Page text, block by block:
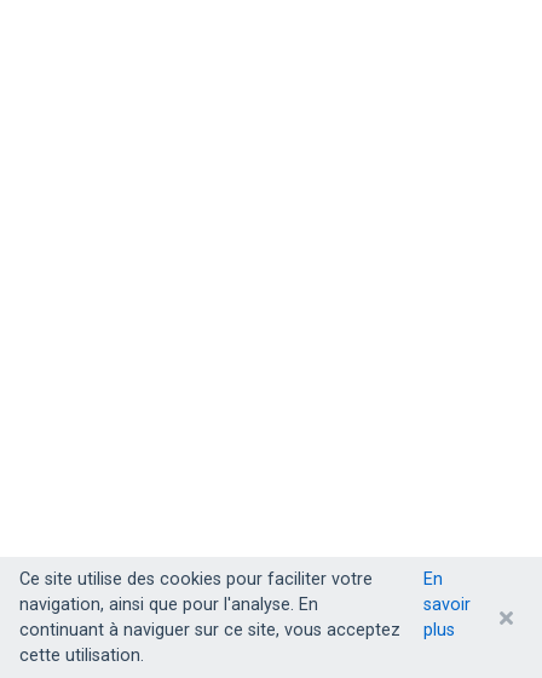
Ce site utilise des cookies pour faciliter votre
navigation, ainsi que pour l'analyse. En
continuant à naviguer sur ce site, vous acceptez
cette utilisation.
En
savoir
plus